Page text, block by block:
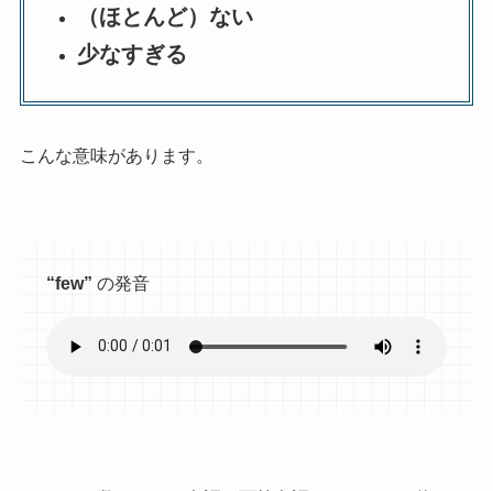
（ほとんど）ない
少なすぎる
こんな意味があります。
“few” の発音